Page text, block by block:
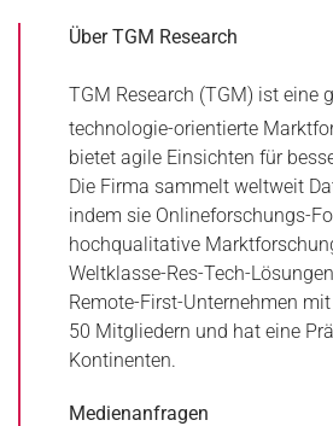
Über TGM Research
TGM Research (TGM) ist eine
technologie-orientierte
bietet agile Einsichten für
Die Firma sammelt weltweit
indem sie Onlineforschungs-
hochqualitative
Weltklasse-Res-Tech-
Remote-First-Unternehmen
50 Mitgliedern und hat eine
Kontinenten.
Medienanfragen